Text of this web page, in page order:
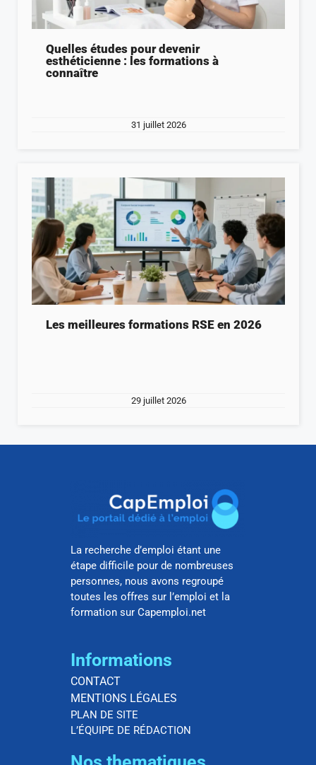
Quelles études pour devenir
esthéticienne : les formations à
connaître
31 juillet 2026
Les meilleures formations RSE en 2026
29 juillet 2026
La recherche d’emploi étant une
étape difficile pour de nombreuses
personnes, nous avons regroupé
toutes les offres sur l’emploi et la
formation sur Capemploi.net
Informations
CONTACT
MENTIONS LÉGALES
PLAN DE SITE
L’ÉQUIPE DE RÉDACTION